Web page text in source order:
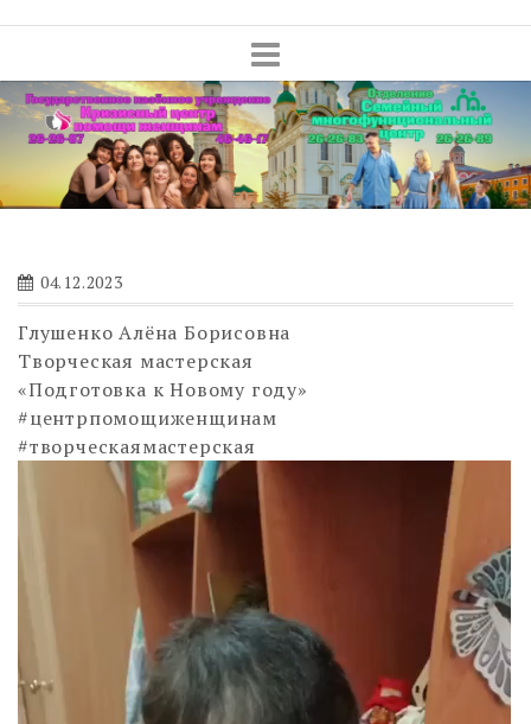
04.12.2023
Глушенко Алёна Борисовна
Творческая мастерская
«Подготовка к Новому году»
#центрпомощиженщинам
#творческаямастерская
Видеоплеер